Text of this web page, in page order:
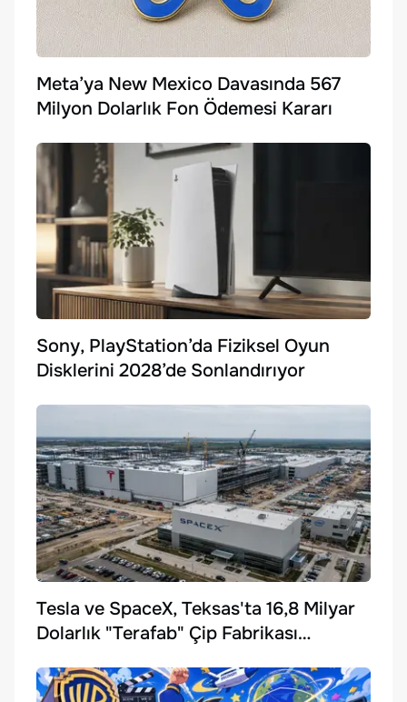
Meta’ya New Mexico Davasında 567
Milyon Dolarlık Fon Ödemesi Kararı
Sony, PlayStation’da Fiziksel Oyun
Disklerini 2028’de Sonlandırıyor
Tesla ve SpaceX, Teksas'ta 16,8 Milyar
Dolarlık "Terafab" Çip Fabrikası